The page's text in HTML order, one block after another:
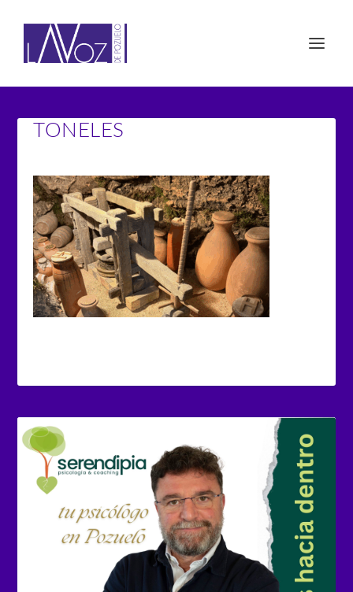
TONELES